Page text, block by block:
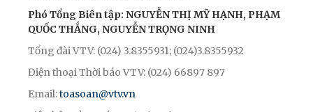
Phó Tổng Biên tập: NGUYỄN THỊ MỸ HẠNH, PHẠM
QUỐC THẮNG, NGUYỄN TRỌNG NINH
Tổng đài VTV: (024) 3.8355931; (024)3.8355932
Điện thoại Thời báo VTV: (024) 66897 897
Email:toasoan@vtv.vn